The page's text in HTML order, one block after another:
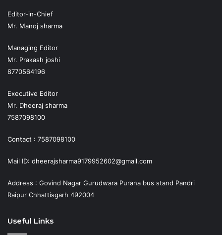
Editor-in-Chief
Mr. Manoj sharma
Managing Editor
Mr. Prakash joshi
8770564196
Executive Editor
Mr. Dheeraj sharma
7587098100
Contact : 7587098100
Mail ID: dheerajsharma9179952602@gmail.com
Address : Govind Nagar Gurudwara Purana bus stand Pandri
Raipur Chhattisgarh 492004
Useful Links